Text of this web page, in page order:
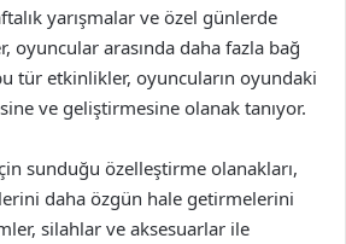
yarışmalar ve özel günlerde
oyuncular arasında daha fazla bağ
tür etkinlikler, oyuncuların oyundaki
ve geliştirmesine olanak tanıyor.
sunduğu özelleştirme olanakları,
daha özgün hale getirmelerini
silahlar ve aksesuarlar ile